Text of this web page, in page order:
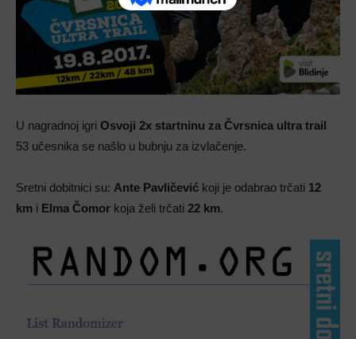
U nagradnoj igri Osvoji 2x startninu za Čvrsnica ultra trail
53 učesnika se našlo u bubnju za izvlačenje.
Sretni dobitnici su: Ante Pavličević koji je odabrao trčati 12
km i Elma Čomor koja želi trčati 22 km.